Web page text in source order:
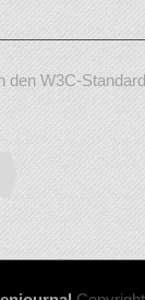
den W3C-